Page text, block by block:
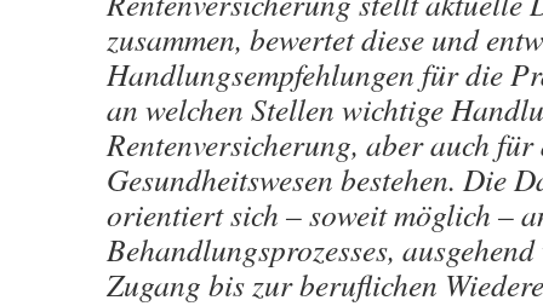
zusammen, bewertet diese und
Handlungsempfehlungen für die
an welchen Stellen wichtige
Rentenversicherung, aber auch
Gesundheitswesen bestehen. Die
orientiert sich – soweit möglich –
Behandlungsprozesses,
Zugang bis zur beruflichen